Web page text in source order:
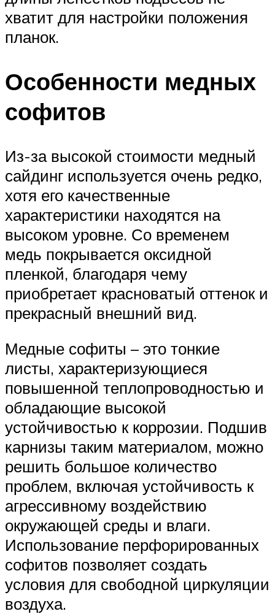
хватит для настройки положения
планок.
Особенности медных
софитов
Из-за высокой стоимости медный
сайдинг используется очень редко,
хотя его качественные
характеристики находятся на
высоком уровне. Со временем
медь покрывается оксидной
пленкой, благодаря чему
приобретает красноватый оттенок и
прекрасный внешний вид.
Медные софиты – это тонкие
листы, характеризующиеся
повышенной теплопроводностью и
обладающие высокой
устойчивостью к коррозии. Подшив
карнизы таким материалом, можно
решить большое количество
проблем, включая устойчивость к
агрессивному воздействию
окружающей среды и влаги.
Использование перфорированных
софитов позволяет создать
условия для свободной циркуляции
воздуха.